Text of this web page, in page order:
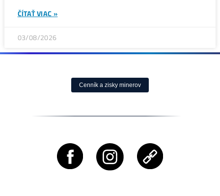
těžby
Rusko zakazuje těžbu kryptoměn v Moskevské oblasti